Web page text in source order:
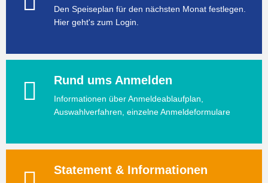
Den Speiseplan für den nächsten Monat festlegen.
Hier geht's zum Login.
Rund ums Anmelden
Informationen über Anmeldeablaufplan,
Auswahlverfahren, einzelne Anmeldeformulare
Statement & Informationen